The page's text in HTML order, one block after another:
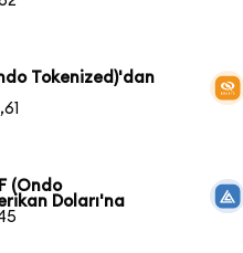
Tokenized)'dan
(Ondo
Doları'na